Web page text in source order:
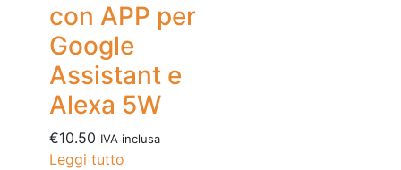
con APP per
Google
Assistant e
Alexa 5W
€10.50 IVA inclusa
Leggi tutto